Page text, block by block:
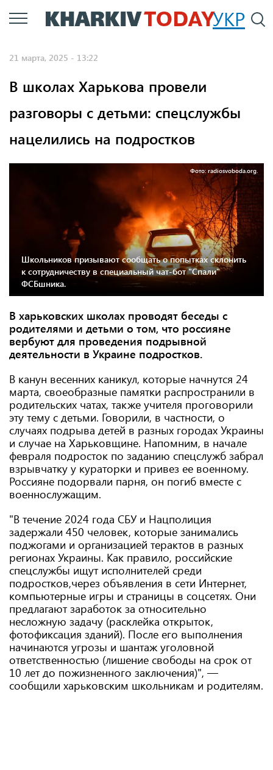
Перейти
к
УКР
21 марта, 2025 - 13:22
В школах Харькова провели
разговоры с детьми: спецслужбы
нацелились на подростков
Фото: radiosvoboda.org.
Школьников призывают сообщать о попытках склонить
к сотрудничеству в специальный чат-бот "Спали"
ФСБшника.
В харьковских школах проводят беседы с
родителями и детьми о том, что россияне
вербуют для проведения подрывной
деятельности в Украине подростков.
В канун весенних каникул, которые начнутся 24
марта, своеобразные памятки распространили в
родительских чатах, также учителя проговорили
эту тему с детьми. Говорили, в частности, о
случаях подрыва детей в разных городах Украины
и случае на Харьковщине. Напомним, в начале
февраля подросток по заданию спецслужб забрал
взрывчатку у кураторки и привез ее военному.
Россияне подорвали парня, он погиб вместе с
военнослужащим.
"В течение 2024 года СБУ и Нацполиция
задержали 450 человек, которые занимались
поджогами и организацией терактов в разных
регионах Украины. Как правило, российские
спецслужбы ищут исполнителей среди
подростков,через объявления в сети Интернет,
компьютерные игры и страницы в соцсетях. Они
предлагают заработок за относительно
несложную задачу (расклейка открыток,
фотофиксация зданий). После его выполнения
начинаются угрозы и шантаж уголовной
ответственностью (лишение свободы на срок от
10 лет до пожизненного заключения)", —
сообщили харьковским школьникам и родителям.